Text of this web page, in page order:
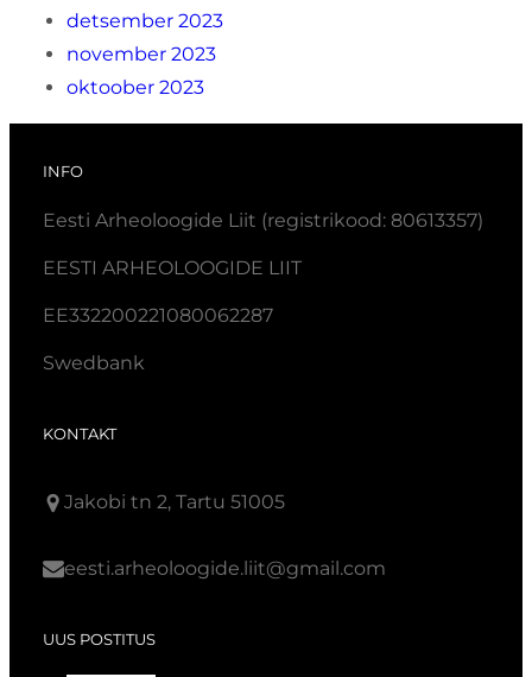
detsember 2023
november 2023
oktoober 2023
INFO
Eesti Arheoloogide Liit (registrikood: 80613357)
EESTI ARHEOLOOGIDE LIIT
EE332200221080062287
Swedbank
KONTAKT
Jakobi tn 2, Tartu 51005
eesti.arheoloogide.liit@gmail.com
UUS POSTITUS